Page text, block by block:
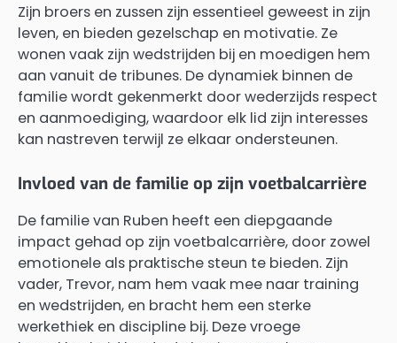
Zijn broers en zussen zijn essentieel geweest in zijn
leven, en bieden gezelschap en motivatie. Ze
wonen vaak zijn wedstrijden bij en moedigen hem
aan vanuit de tribunes. De dynamiek binnen de
familie wordt gekenmerkt door wederzijds respect
en aanmoediging, waardoor elk lid zijn interesses
kan nastreven terwijl ze elkaar ondersteunen.
Invloed van de familie op zijn voetbalcarrière
De familie van Ruben heeft een diepgaande
impact gehad op zijn voetbalcarrière, door zowel
emotionele als praktische steun te bieden. Zijn
vader, Trevor, nam hem vaak mee naar training
en wedstrijden, en bracht hem een sterke
werkethiek en discipline bij. Deze vroege